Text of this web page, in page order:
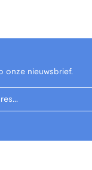
onze nieuwsbrief.